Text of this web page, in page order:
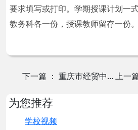
要求填写或打印。学期授课计划一
教务科各一份，授课教师留存一份。
下一篇 ： 重庆市经贸中等专业学校学生课程考核实施细则 上一
为您推荐
学校视频